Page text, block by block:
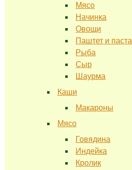
Мясо
Начинка
Овощи
Паштет и паста
Рыба
Сыр
Шаурма
Каши
Макароны
Мясо
Говядина
Индейка
Кролик